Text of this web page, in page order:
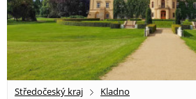
Středočeský kraj Kladno